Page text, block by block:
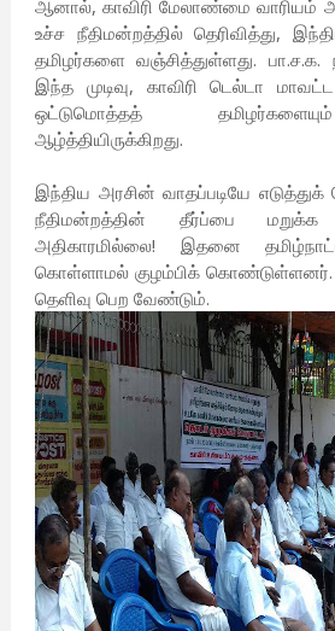
ஆனால், காவிரி மேலாண்மை
உச்ச நீதிமன்றத்தில் தெரிவித்து,
தமிழர்களை வஞ்சித்துள்ளது. பா.ச.க.
இந்த முடிவு, காவிரி டெல்டா
ஒட்டுமொத்தத்
ஆழ்த்தியிருக்கிறது.
இந்திய அரசின் வாதப்படியே
நீதிமன்றத்தின் தீர்ப்பை மறுக்க
அதிகாரமில்லை! இதனை
கொள்ளாமல் குழம்பிக் கொண்டுள்ளனர்.
தெளிவு பெற வேண்டும்.